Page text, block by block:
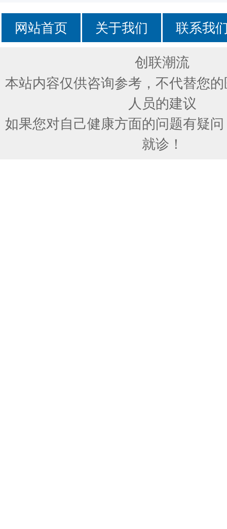
网站首页 关于我们 联系我
创联潮流
本站内容仅供咨询参考，不代替您
人员的建议
如果您对自己健康方面的问题有疑
就诊！